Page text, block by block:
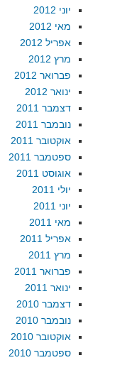
יוני 2012
מאי 2012
אפריל 2012
מרץ 2012
פברואר 2012
ינואר 2012
דצמבר 2011
נובמבר 2011
אוקטובר 2011
ספטמבר 2011
אוגוסט 2011
יולי 2011
יוני 2011
מאי 2011
אפריל 2011
מרץ 2011
פברואר 2011
ינואר 2011
דצמבר 2010
נובמבר 2010
אוקטובר 2010
ספטמבר 2010